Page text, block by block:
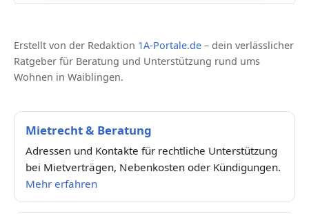
Erstellt von der Redaktion 1A-Portale.de – dein verlässlicher
Ratgeber für Beratung und Unterstützung rund ums
Wohnen in Waiblingen.
Mietrecht & Beratung
Adressen und Kontakte für rechtliche Unterstützung
bei Mietverträgen, Nebenkosten oder Kündigungen.
Mehr erfahren